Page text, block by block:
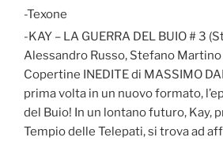
-Texone
-KAY – LA GUERRA DEL BUIO # 3
Alessandro Russo, Stefano Martino
Copertine INEDITE di MASSIMO
prima volta in un nuovo formato,
del Buio! In un lontano futuro, Kay,
Tempio delle Telepati, si trova ad